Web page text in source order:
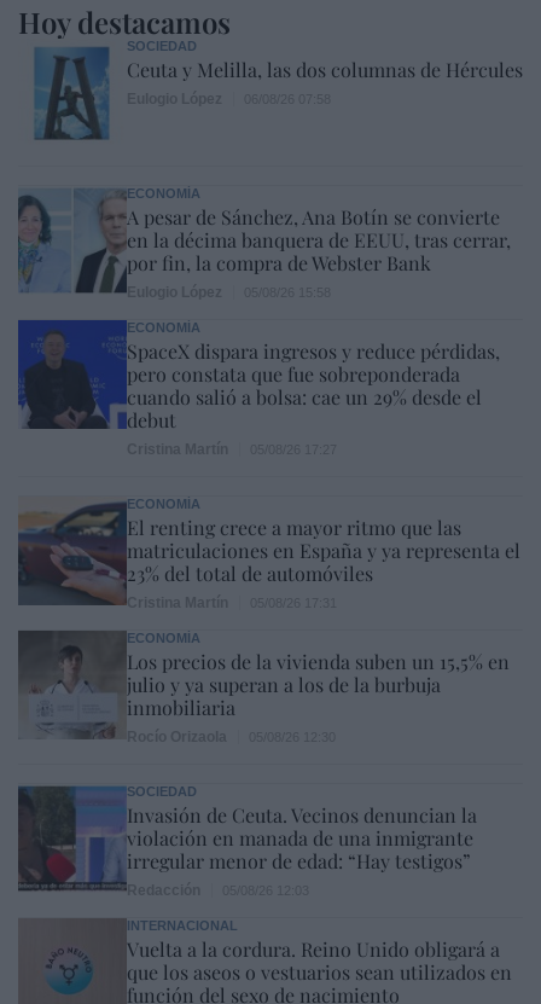
Hoy destacamos
SOCIEDAD
Ceuta y Melilla, las dos columnas de Hércules
ECONOMÍA
A pesar de Sánchez, Ana Botín se convierte
en la décima banquera de EEUU, tras cerrar,
por fin, la compra de Webster Bank
ECONOMÍA
SpaceX dispara ingresos y reduce pérdidas,
pero constata que fue sobreponderada
cuando salió a bolsa: cae un 29% desde el
debut
ECONOMÍA
El renting crece a mayor ritmo que las
matriculaciones en España y ya representa el
23% del total de automóviles
ECONOMÍA
Los precios de la vivienda suben un 15,5% en
julio y ya superan a los de la burbuja
inmobiliaria
SOCIEDAD
Invasión de Ceuta. Vecinos denuncian la
violación en manada de una inmigrante
irregular menor de edad: “Hay testigos”
INTERNACIONAL
Vuelta a la cordura. Reino Unido obligará a
que los aseos o vestuarios sean utilizados en
función del sexo de nacimiento